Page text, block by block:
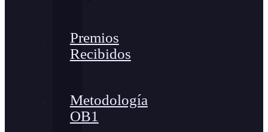
Premios
Recibidos
Metodología
OB1